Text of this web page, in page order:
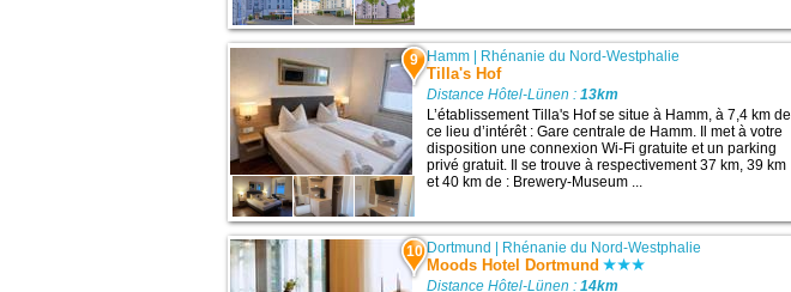
9 Hamm Rhénanie du Nord-Westphalie
Tilla's Hof
Distance Hôtel-Lünen :13km
L’établissement Tilla's Hof se situe à Hamm, à 7,4 km de
ce lieu d’intérêt : Gare centrale de Hamm. Il met à votre
disposition une connexion Wi-Fi gratuite et un parking
privé gratuit. Il se trouve à respectivement 37 km, 39 km
et 40 km de : Brewery-Museum ...
10 Dortmund Rhénanie du Nord-Westphalie
Moods Hotel Dortmund
Distance Hôtel-Lünen :14km